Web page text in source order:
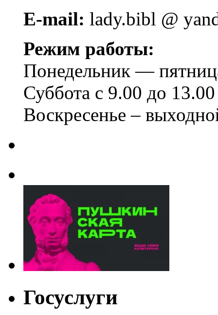
E-mail: lady.bibl @
Режим работы:
Понедельник —
Суббота с 9.00 до 13.00
Воскресенье –
Госуслуги